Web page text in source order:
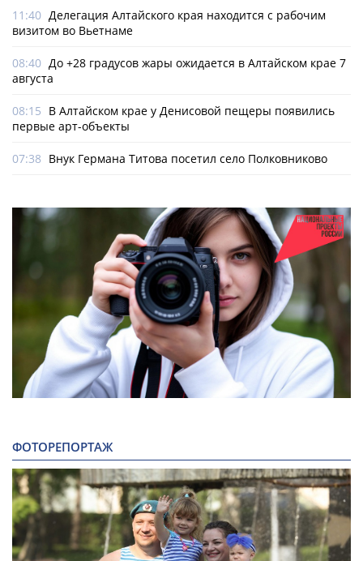
11:40 Делегация Алтайского края находится с рабочим
визитом во Вьетнаме
08:40 До +28 градусов жары ожидается в Алтайском крае 7
августа
08:15 В Алтайском крае у Денисовой пещеры появились
первые арт-объекты
07:38 Внук Германа Титова посетил село Полковниково
ФОТОРЕПОРТАЖ